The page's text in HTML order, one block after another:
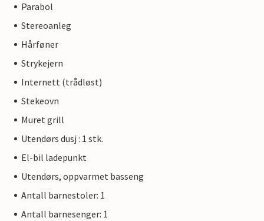
Parabol
Stereoanleg
Hårføner
Strykejern
Internett (trådløst)
Stekeovn
Muret grill
Utendørs dusj : 1 stk.
El-bil ladepunkt
Utendørs, oppvarmet basseng
Antall barnestoler: 1
Antall barnesenger: 1